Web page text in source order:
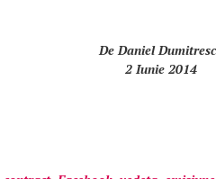
DeDaniel
2 Iunie 2014